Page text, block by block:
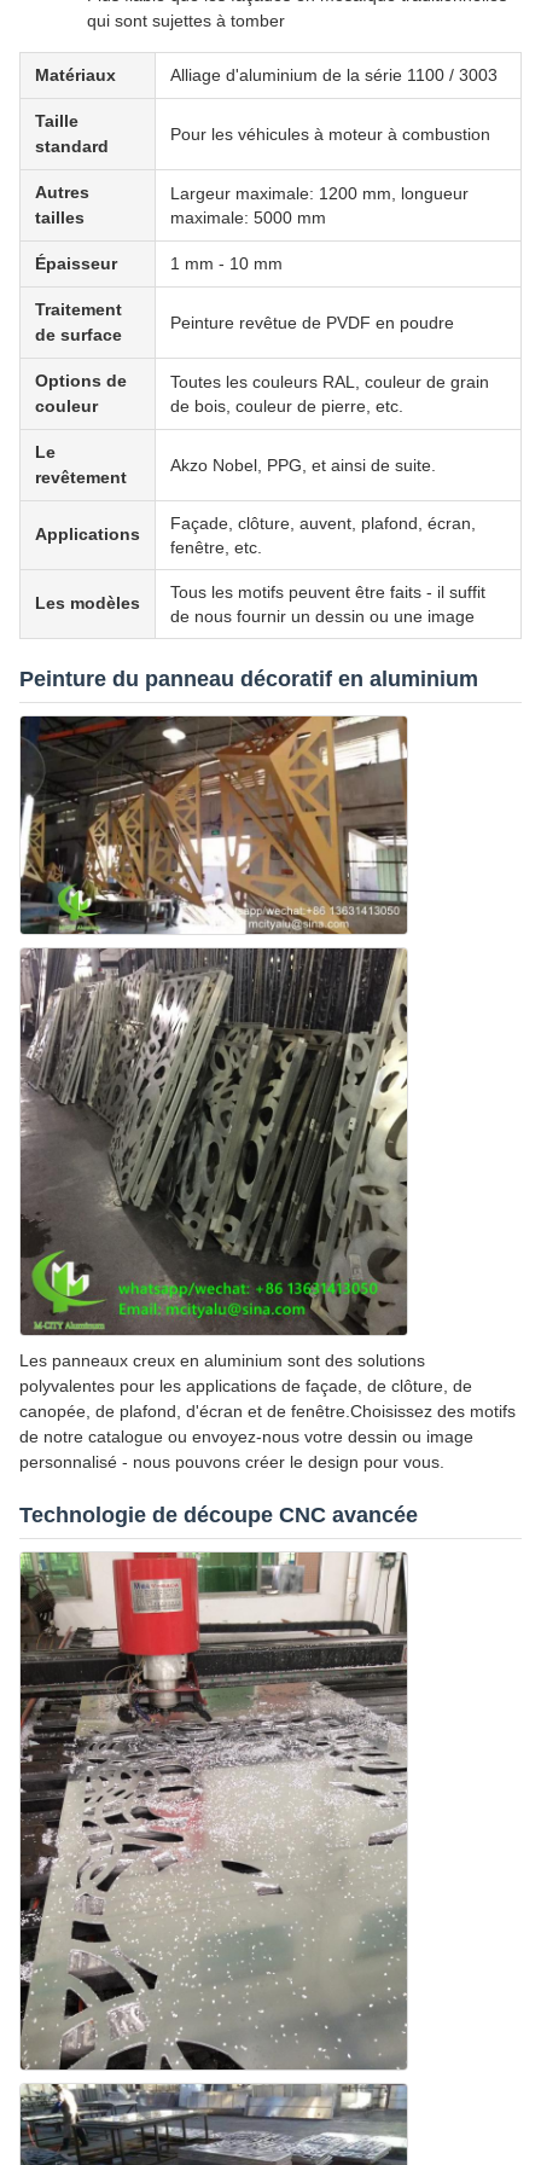
qui sont sujettes à tomber
Matériaux Alliage d'aluminium de la série 1100 / 3003
Taille
standard
Pour les véhicules à moteur à combustion
Autres
tailles
Largeur maximale: 1200 mm, longueur
maximale: 5000 mm
Épaisseur 1 mm - 10 mm
Traitement
de surface
Peinture revêtue de PVDF en poudre
Options de
couleur
Toutes les couleurs RAL, couleur de grain
de bois, couleur de pierre, etc.
Le
revêtement
Akzo Nobel, PPG, et ainsi de suite.
Applications
Façade, clôture, auvent, plafond, écran,
fenêtre, etc.
Les modèles
Tous les motifs peuvent être faits - il suffit
de nous fournir un dessin ou une image
Peinture du panneau décoratif en aluminium
Les panneaux creux en aluminium sont des solutions
polyvalentes pour les applications de façade, de clôture, de
canopée, de plafond, d'écran et de fenêtre.Choisissez des motifs
de notre catalogue ou envoyez-nous votre dessin ou image
personnalisé - nous pouvons créer le design pour vous.
Technologie de découpe CNC avancée